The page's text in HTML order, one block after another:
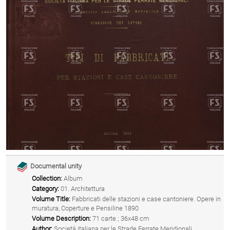
Documental unity
Collection: Album
Category: 01. Architettura
Volume Title: Fabbricati delle stazioni e case cantoniere. Opere in
muratura, Coperture e Pensiline 1890
Volume Description: 71 carte ; 36x48 cm